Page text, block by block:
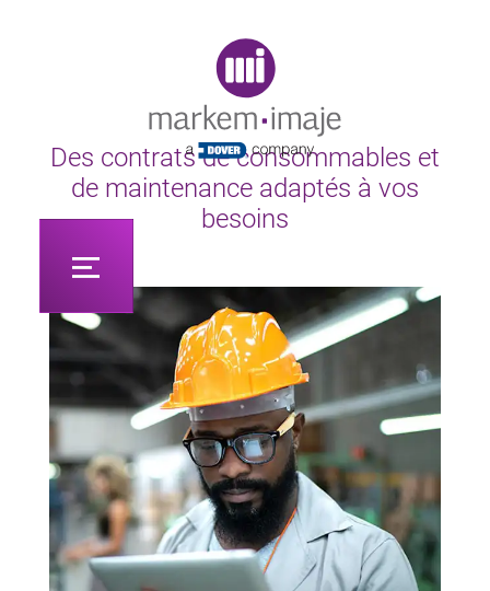
Des contrats de consommables et
de maintenance adaptés à vos
besoins